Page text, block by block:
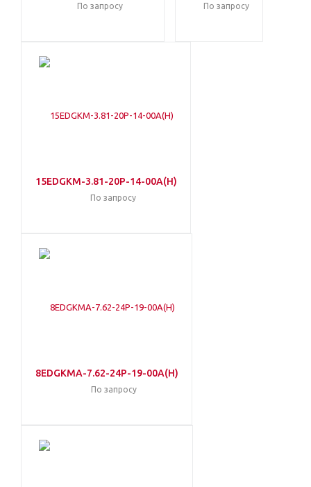
По запросу По запросу
15EDGKM-3.81-20P-14-00A(H)
По запросу
8EDGKMA-7.62-24P-19-00A(H)
По запросу